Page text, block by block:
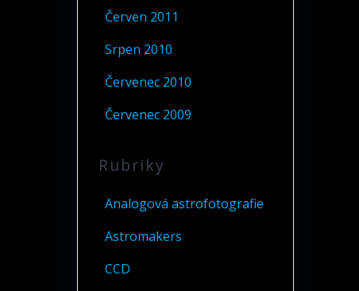
Červen 2011
Srpen 2010
Červenec 2010
Červenec 2009
Rubriky
Analogová astrofotografie
Astromakers
CCD